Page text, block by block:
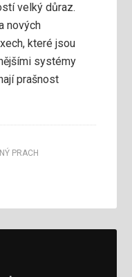
velký důraz.
nových
které jsou
systémy
prašnost
PRACH